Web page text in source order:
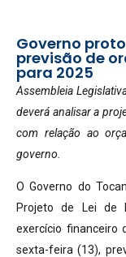
Governo
previsão de
para 2025
Assembleia
deverá analisar a
com relação ao
governo.
O Governo do
Projeto de Lei de
exercício financeiro
sexta-feira (13),